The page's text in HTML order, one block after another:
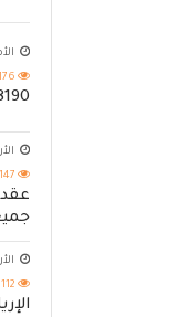
الأربعاء,
147
الأربعاء,
112